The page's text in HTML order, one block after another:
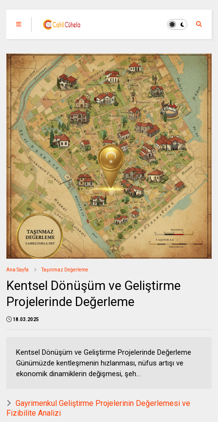
Ana Sayfa Taşınmaz Değerleme
Kentsel Dönüşüm ve Geliştirme
Projelerinde Değerleme
18.03.2025
Kentsel Dönüşüm ve Geliştirme Projelerinde Değerleme
Günümüzde kentleşmenin hızlanması, nüfus artışı ve
ekonomik dinamiklerin değişmesi, şeh...
Gayrimenkul Geliştirme Projelerinin Değerlemesi ve
Fizibilite Analizi